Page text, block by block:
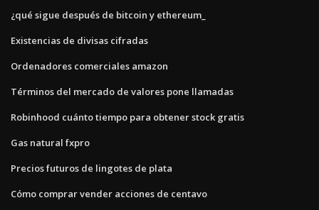
¿qué sigue después de bitcoin y ethereum_
Existencias de divisas cifradas
Ordenadores comerciales amazon
Términos del mercado de valores pone llamadas
Robinhood cuánto tiempo para obtener stock gratis
Gas natural fxpro
Precios futuros de lingotes de plata
Cómo comprar vender acciones de centavo